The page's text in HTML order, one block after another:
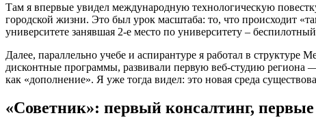
Там я впервые увидел международную технологическую
городской жизни. Это был урок масштаба: то, что происходит
университете занявшая 2-е место по университету –
Далее, параллельно учебе и аспирантуре я работал в
дисконтные программы, развивали первую веб-студию региона
как «дополнение». Я уже тогда видел: это новая среда
«Советник»: первый консалтинг,